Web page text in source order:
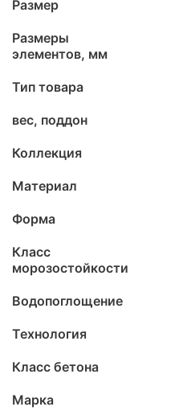
Размер
Размеры
элементов, мм
Тип товара
вес, поддон
Коллекция
Материал
Форма
Класс
морозостойкости
Водопоглощение
Технология
Класс бетона
Марка